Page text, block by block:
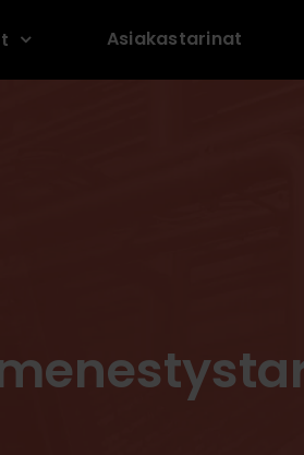
Asiakastarinat